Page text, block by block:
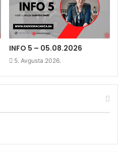
INFO 5 – 05.08.2026
5. Avgusta 2026.